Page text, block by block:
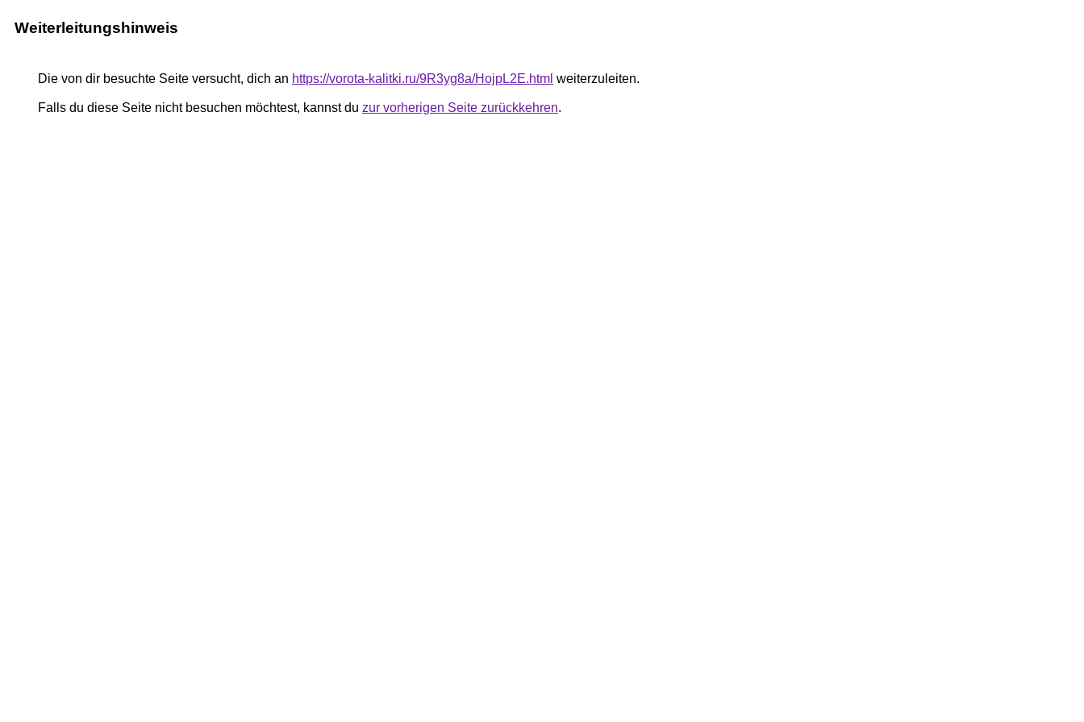
Weiterleitungshinweis
Die von dir besuchte Seite versucht, dich an https://vorota-kalitki.ru/9R3yg8a/HojpL2E.html weiterzuleiten.
Falls du diese Seite nicht besuchen möchtest, kannst du zur vorherigen Seite zurückkehren.